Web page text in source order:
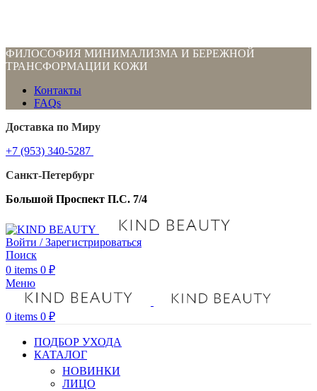
ФИЛОСОФИЯ МИНИМАЛИЗМА И БЕРЕЖНОЙ
ТРАНСФОРМАЦИИ КОЖИ
Контакты
FAQs
Доставка по Миру
+7 (953) 340-5287
Санкт-Петербург
Большой Проспект П.С. 7/4
Войти / Зарегистрироваться
Поиск
0 items 0 ₽
Меню
0 items 0 ₽
ПОДБОР УХОДА
КАТАЛОГ
НОВИНКИ
ЛИЦО